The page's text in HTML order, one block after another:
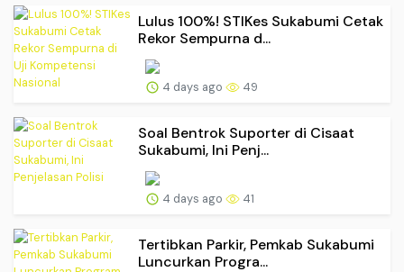
Lulus 100%! STIKes Sukabumi Cetak
Rekor Sempurna d...
4 days ago 49
Soal Bentrok Suporter di Cisaat
Sukabumi, Ini Penj...
4 days ago 41
Tertibkan Parkir, Pemkab Sukabumi
Luncurkan Progra...